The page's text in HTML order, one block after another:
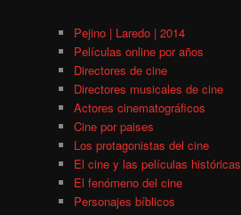
Pejino | Laredo | 2014
Películas online por años
Directores de cine
Directores musicales de cine
Actores cinematográficos
Cine por paises
Los protagonistas del cine
El cine y las películas históricas
El fenómeno del cine
Personajes bíblicos